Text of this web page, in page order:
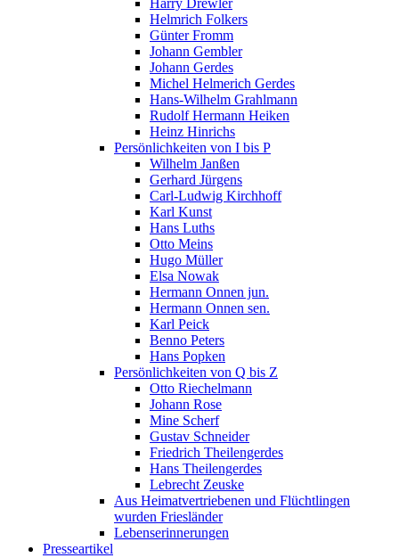
Harry Drewler
Helmrich Folkers
Günter Fromm
Johann Gembler
Johann Gerdes
Michel Helmerich Gerdes
Hans-Wilhelm Grahlmann
Rudolf Hermann Heiken
Heinz Hinrichs
Persönlichkeiten von I bis P
Wilhelm Janßen
Gerhard Jürgens
Carl-Ludwig Kirchhoff
Karl Kunst
Hans Luths
Otto Meins
Hugo Müller
Elsa Nowak
Hermann Onnen jun.
Hermann Onnen sen.
Karl Peick
Benno Peters
Hans Popken
Persönlichkeiten von Q bis Z
Otto Riechelmann
Johann Rose
Mine Scherf
Gustav Schneider
Friedrich Theilengerdes
Hans Theilengerdes
Lebrecht Zeuske
Aus Heimatvertriebenen und Flüchtlingen
wurden Friesländer
Lebenserinnerungen
Presseartikel